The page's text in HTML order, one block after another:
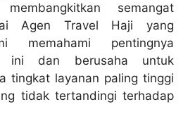
semangat
Agen Travel Haji yang
memahami pentingnya
ini dan berusaha untuk
tingkat layanan paling tinggi
tidak tertandingi terhadap